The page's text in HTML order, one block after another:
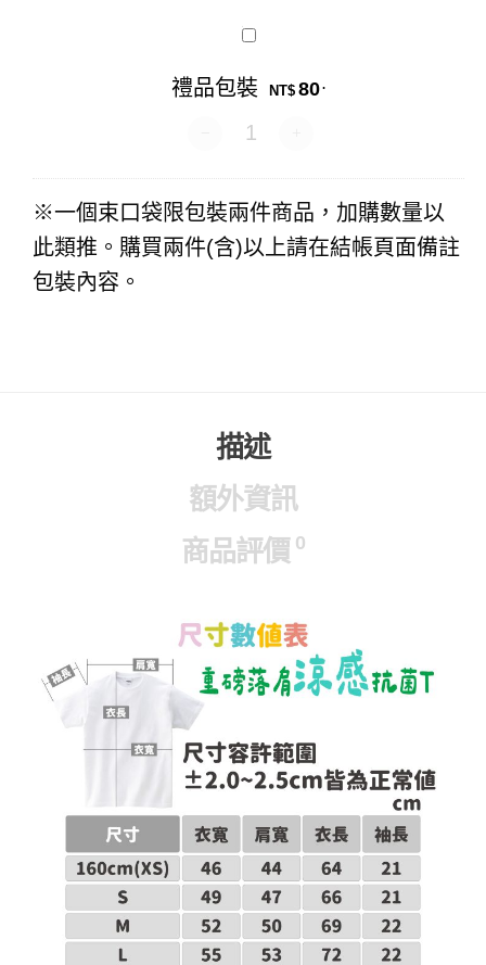
禮
裝
禮品包裝 NT$ 80.
禮品包裝 數量
※一個束口袋限包裝兩件商品，加購數量以
此類推。購買兩件(含)以上請在結帳頁面備註
包裝內容。
描述
額外資訊
商品評價 0